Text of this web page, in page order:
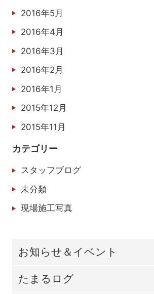
2016年5月
2016年4月
2016年3月
2016年2月
2016年1月
2015年12月
2015年11月
カテゴリー
スタッフブログ
未分類
現場施工写真
お知らせ＆イベント
たまるログ